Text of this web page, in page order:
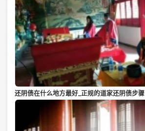
还阴债在什么地方最好_正规的道家还阴债步骤